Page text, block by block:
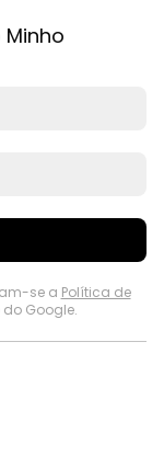
se a Política de
do Google.